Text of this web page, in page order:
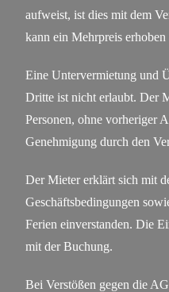
aufweist, ist dies mit dem
kann ein Mehrpreis erhoben
Eine Untervermietung und
Dritte ist nicht erlaubt. Der
Personen, ohne vorheriger
Genehmigung durch den
Der Mieter erklärt sich mit
Geschäftsbedingungen
Ferien einverstanden. Die
mit der Buchung.
Bei Verstößen gegen die